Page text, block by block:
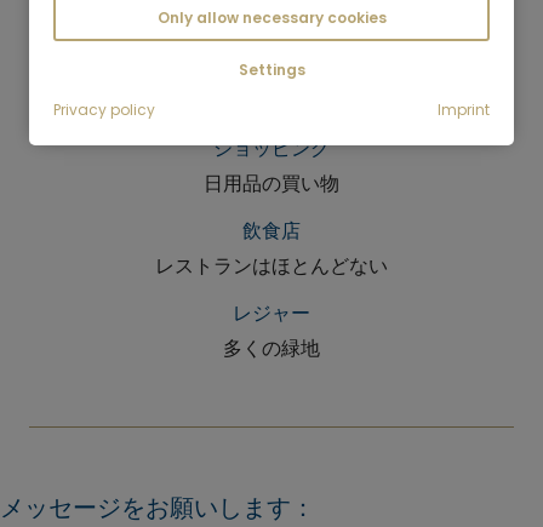
ショッピング
日用品の買い物
飲食店
レストランはほとんどない
レジャー
多くの緑地
メッセージをお願いします：
Only allow necessary cookies
Settings
Privacy policy
Imprint